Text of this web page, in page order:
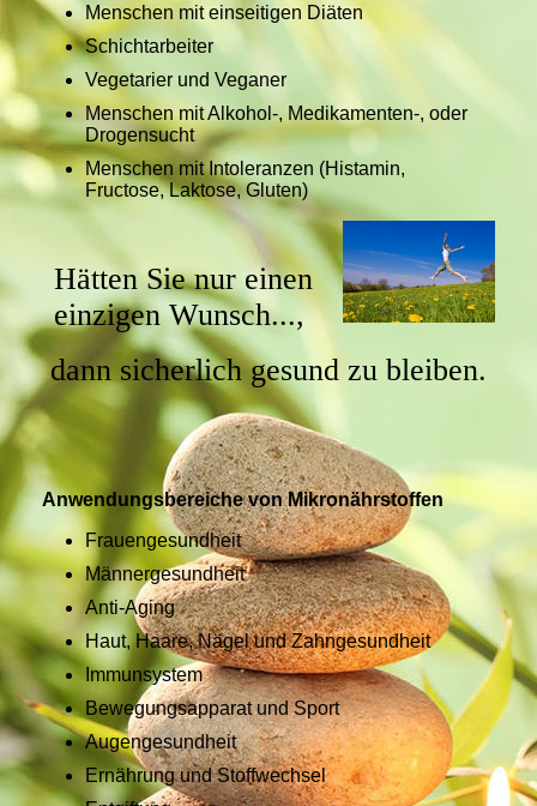
Menschen mit einseitigen Diäten
Schichtarbeiter
Vegetarier und Veganer
Menschen mit Alkohol-, Medikamenten-, oder
Drogensucht
Menschen mit Intoleranzen (Histamin,
Fructose, Laktose, Gluten)
Hätten Sie nur einen
einzigen Wunsch...,
dann sicherlich gesund zu bleiben.
Anwendungsbereiche von Mikronährstoffen
Frauengesundheit
Männergesundheit
Anti-Aging
Haut, Haare, Nägel und Zahngesundheit
Immunsystem
Bewegungsapparat und Sport
Augengesundheit
Ernährung und Stoffwechsel